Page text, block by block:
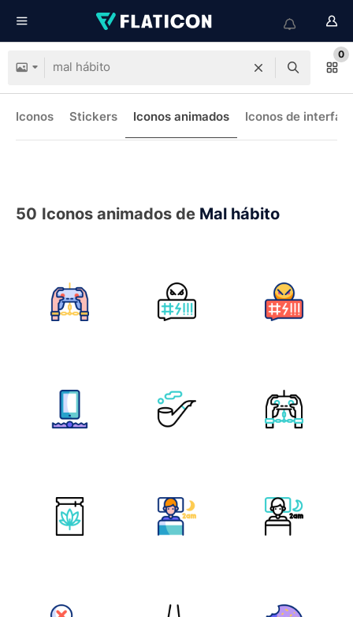
0
Iconos Stickers Iconos animados Iconos de interfaz
50 Iconos animados de Mal hábito